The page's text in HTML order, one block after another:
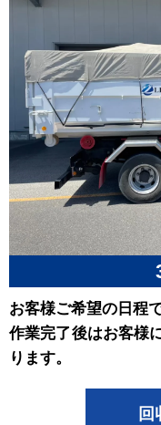
お客様ご希望の日程
作業完了後はお客様
ります。
回